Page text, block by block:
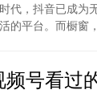
代，抖音已成为
的平台。而橱窗
频号看过